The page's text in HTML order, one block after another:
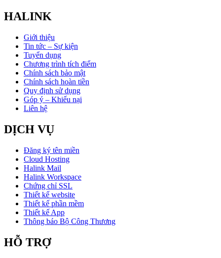
HALINK
Giới thiệu
Tin tức – Sự kiện
Tuyển dụng
Chương trình tích điểm
Chính sách bảo mật
Chính sách hoàn tiền
Quy định sử dụng
Góp ý – Khiếu nại
Liên hệ
DỊCH VỤ
Đăng ký tên miền
Cloud Hosting
Halink Mail
Halink Workspace
Chứng chỉ SSL
Thiết kế website
Thiết kế phần mềm
Thiết kế App
Thông báo Bộ Công Thương
HỖ TRỢ